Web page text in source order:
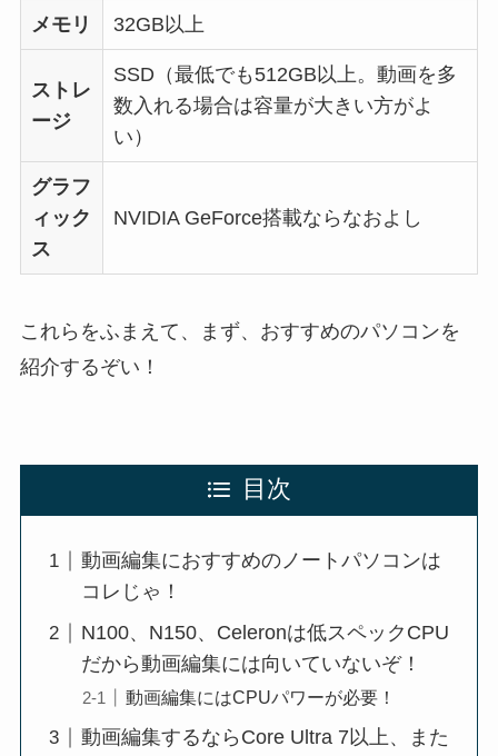
メモリ 32GB以上
ストレ
ージ
SSD（最低でも512GB以上。動画を多
数入れる場合は容量が大きい方がよ
い）
グラフ
ィック
ス
NVIDIA GeForce搭載ならなおよし
これらをふまえて、まず、おすすめのパソコンを
紹介するぞい！
目次
動画編集におすすめのノートパソコンは
コレじゃ！
N100、N150、Celeronは低スペックCPU
だから動画編集には向いていないぞ！
動画編集にはCPUパワーが必要！
動画編集するならCore Ultra 7以上、また